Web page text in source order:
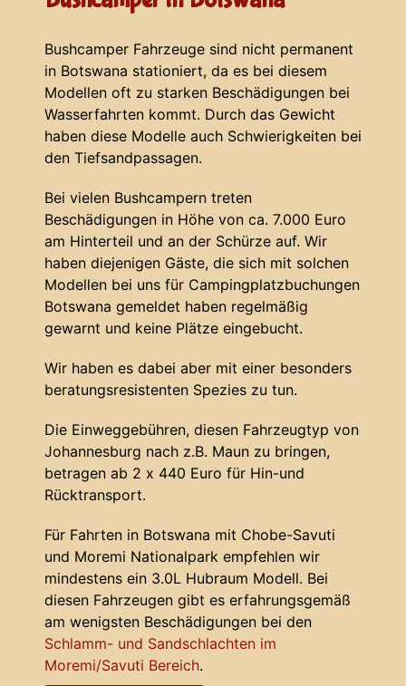
Bushcamper Fahrzeuge sind nicht permanent
in Botswana stationiert, da es bei diesem
Modellen oft zu starken Beschädigungen bei
Wasserfahrten kommt. Durch das Gewicht
haben diese Modelle auch Schwierigkeiten bei
den Tiefsandpassagen.
Bei vielen Bushcampern treten
Beschädigungen in Höhe von ca. 7.000 Euro
am Hinterteil und an der Schürze auf. Wir
haben diejenigen Gäste, die sich mit solchen
Modellen bei uns für Campingplatzbuchungen
Botswana gemeldet haben regelmäßig
gewarnt und keine Plätze eingebucht.
Wir haben es dabei aber mit einer besonders
beratungsresistenten Spezies zu tun.
Die Einweggebühren, diesen Fahrzeugtyp von
Johannesburg nach z.B. Maun zu bringen,
betragen ab 2 x 440 Euro für Hin-und
Rücktransport.
Für Fahrten in Botswana mit Chobe-Savuti
und Moremi Nationalpark empfehlen wir
mindestens ein 3.0L Hubraum Modell. Bei
diesen Fahrzeugen gibt es erfahrungsgemäß
am wenigsten Beschädigungen bei den
Schlamm- und Sandschlachten im
Moremi/Savuti Bereich.